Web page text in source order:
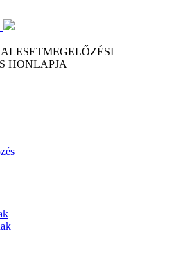
HONLAPJA